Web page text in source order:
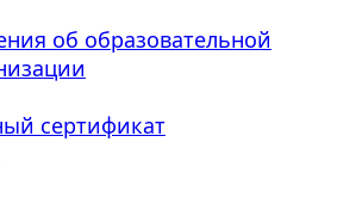
об образовательной
сертификат